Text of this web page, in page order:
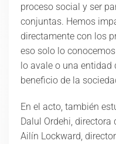
proceso social y ser
conjuntas. Hemos
directamente con los
eso solo lo
lo avale o una entidad
beneficio de la
En el acto, también
Dalul Ordehi, directora
Ailín Lockward,